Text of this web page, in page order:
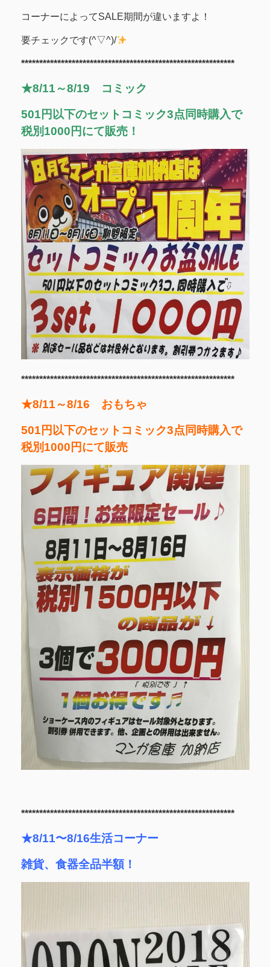
コーナーによってSALE期間が違いますよ！
要チェックです(^▽^)/
***********************************************************
★8/11～8/19 コミック
501円以下のセットコミック3点同時購入で
税別1000円にて販売！
***********************************************************
★8/11～8/16 おもちゃ
501円以下のセットコミック3点同時購入で
税別1000円にて販売
***********************************************************
★8/11〜8/16生活コーナー
雑貨、食器全品半額！